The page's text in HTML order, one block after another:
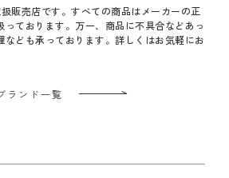
販売店です。すべての商品はメーカーの正
ております。万一、商品に不具合などあっ
なども承っております。詳しくはお気軽にお
ランド一覧